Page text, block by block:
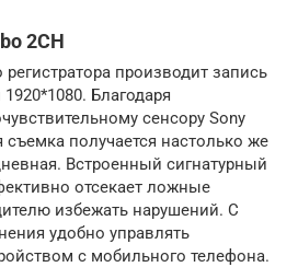
2CH
производит запись
Благодаря
сенсору Sony
съемка получается настолько же
Встроенный сигнатурный
отсекает ложные
избежать нарушений. С
удобно управлять
с мобильного телефона.